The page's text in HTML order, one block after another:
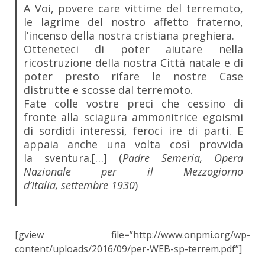
A Voi, povere care vittime del terremoto,
le lagrime del nostro affetto fraterno,
l’incenso della nostra cristiana preghiera.
Otteneteci di poter aiutare nella
ricostruzione della nostra Città natale e di
poter presto rifare le nostre Case
distrutte e scosse dal terremoto.
Fate colle vostre preci che cessino di
fronte alla sciagura ammonitrice egoismi
di sordidi interessi, feroci ire di parti. E
appaia anche una volta così provvida
la sventura.[…] (Padre Semeria, Opera
Nazionale per il Mezzogiorno
d’Italia, settembre 1930)
[gview file=”http://www.onpmi.org/wp-
content/uploads/2016/09/per-WEB-sp-terrem.pdf”]